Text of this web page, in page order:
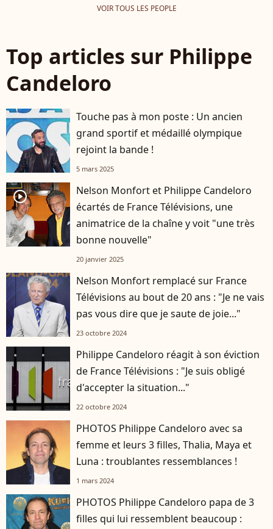
VOIR TOUS LES PEOPLE
Top articles sur Philippe
Candeloro
Touche pas à mon poste : Un ancien
grand sportif et médaillé olympique
rejoint la bande !
5 mars 2025
player2
Nelson Monfort et Philippe Candeloro
écartés de France Télévisions, une
animatrice de la chaîne y voit "une très
bonne nouvelle"
20 janvier 2025
Nelson Monfort remplacé sur France
Télévisions au bout de 20 ans : "Je ne vais
pas vous dire que je saute de joie..."
23 octobre 2024
Philippe Candeloro réagit à son éviction
de France Télévisions : "Je suis obligé
d'accepter la situation..."
22 octobre 2024
PHOTOS Philippe Candeloro avec sa
femme et leurs 3 filles, Thalia, Maya et
Luna : troublantes ressemblances !
1 mars 2024
PHOTOS Philippe Candeloro papa de 3
filles qui lui ressemblent beaucoup :